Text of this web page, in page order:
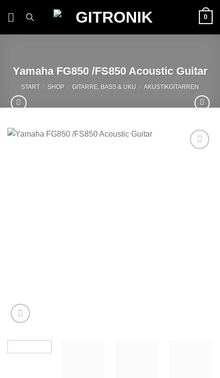
0
Yamaha FG850 /FS850 Acoustic Guitar
START / SHOP / GITARRE, BASS & UKU / AKUSTIKGITARREN